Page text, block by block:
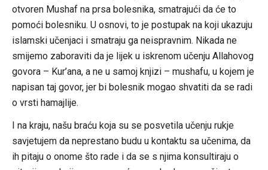
otvoren Mushaf na prsa bolesnika, smatrajući da će to
pomoći bolesniku. U osnovi, to je postupak na koji ukazuju
islamski učenjaci i smatraju ga neispravnim. Nikada ne
smijemo zaboraviti da je lijek u iskrenom učenju Allahovog
govora – Kur’ana, a ne u samoj knjizi – mushafu, u kojem je
napisan taj govor, jer bi bolesnik mogao shvatiti da se radi
o vrsti hamajlije.
I na kraju, našu braću koja su se posvetila učenju rukje
savjetujem da neprestano budu u kontaktu sa učenima, da
ih pitaju o onome što rade i da se s njima konsultiraju o